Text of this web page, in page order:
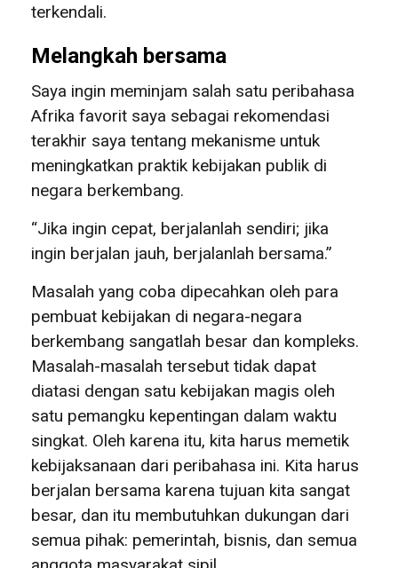
terkendali.
Melangkah bersama
Saya ingin meminjam salah satu peribahasa
Afrika favorit saya sebagai rekomendasi
terakhir saya tentang mekanisme untuk
meningkatkan praktik kebijakan publik di
negara berkembang.
“Jika ingin cepat, berjalanlah sendiri; jika
ingin berjalan jauh, berjalanlah bersama.”
Masalah yang coba dipecahkan oleh para
pembuat kebijakan di negara-negara
berkembang sangatlah besar dan kompleks.
Masalah-masalah tersebut tidak dapat
diatasi dengan satu kebijakan magis oleh
satu pemangku kepentingan dalam waktu
singkat. Oleh karena itu, kita harus memetik
kebijaksanaan dari peribahasa ini. Kita harus
berjalan bersama karena tujuan kita sangat
besar, dan itu membutuhkan dukungan dari
semua pihak: pemerintah, bisnis, dan semua